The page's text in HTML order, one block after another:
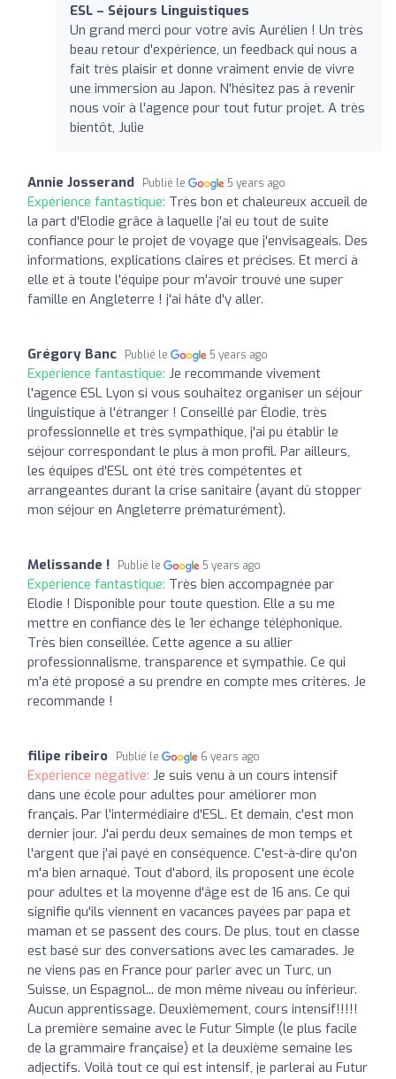
ESL – Séjours Linguistiques
Un grand merci pour votre avis Aurélien ! Un très
beau retour d'expérience, un feedback qui nous a
fait très plaisir et donne vraiment envie de vivre
une immersion au Japon. N'hésitez pas à revenir
nous voir à l'agence pour tout futur projet. A très
bientôt, Julie
Annie Josserand Publié le 5 years ago
Expérience fantastique: Très bon et chaleureux accueil de
la part d'Elodie grâce à laquelle j'ai eu tout de suite
confiance pour le projet de voyage que j'envisageais. Des
informations, explications claires et précises. Et merci à
elle et à toute l'équipe pour m'avoir trouvé une super
famille en Angleterre ! j'ai hâte d'y aller.
Grégory Banc Publié le 5 years ago
Expérience fantastique: Je recommande vivement
l'agence ESL Lyon si vous souhaitez organiser un séjour
linguistique à l'étranger ! Conseillé par Élodie, très
professionnelle et très sympathique, j'ai pu établir le
séjour correspondant le plus à mon profil. Par ailleurs,
les équipes d'ESL ont été très compétentes et
arrangeantes durant la crise sanitaire (ayant dû stopper
mon séjour en Angleterre prématurément).
Melissande ! Publié le 5 years ago
Expérience fantastique: Très bien accompagnée par
Elodie ! Disponible pour toute question. Elle a su me
mettre en confiance dès le 1er échange téléphonique.
Très bien conseillée. Cette agence a su allier
professionnalisme, transparence et sympathie. Ce qui
m'a été proposé a su prendre en compte mes critères. Je
recommande !
filipe ribeiro Publié le 6 years ago
Expérience négative: Je suis venu à un cours intensif
dans une école pour adultes pour améliorer mon
français. Par l'intermédiaire d'ESL. Et demain, c'est mon
dernier jour. J'ai perdu deux semaines de mon temps et
l'argent que j'ai payé en conséquence. C'est-à-dire qu'on
m'a bien arnaqué. Tout d'abord, ils proposent une école
pour adultes et la moyenne d'âge est de 16 ans. Ce qui
signifie qu'ils viennent en vacances payées par papa et
maman et se passent des cours. De plus, tout en classe
est basé sur des conversations avec les camarades. Je
ne viens pas en France pour parler avec un Turc, un
Suisse, un Espagnol... de mon même niveau ou inférieur.
Aucun apprentissage. Deuxièmement, cours intensif!!!!!
La première semaine avec le Futur Simple (le plus facile
de la grammaire française) et la deuxième semaine les
adjectifs. Voilà tout ce qui est intensif, je parlerai au Futur